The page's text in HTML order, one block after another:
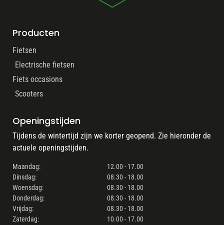
Producten
Fietsen
Electrische fietsen
Fiets occasions
Scooters
Openingstijden
Tijdens de wintertijd zijn we korter geopend. Zie hieronder de
actuele openingstijden.
Maandag:
12.00 - 17.00
Dinsdag:
08.30 - 18.00
Woensdag:
08.30 - 18.00
Donderdag:
08.30 - 18.00
Vrijdag:
08.30 - 18.00
Zaterdag:
10.00 - 17.00